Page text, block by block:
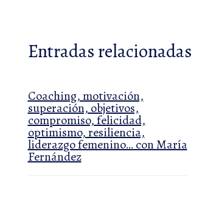
Entradas relacionadas
Coaching, motivación,
superación, objetivos,
compromiso, felicidad,
optimismo, resiliencia,
liderazgo femenino… con María
Fernández